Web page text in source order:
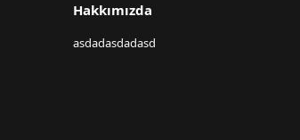
Hakkımızda
asdadasdadasd